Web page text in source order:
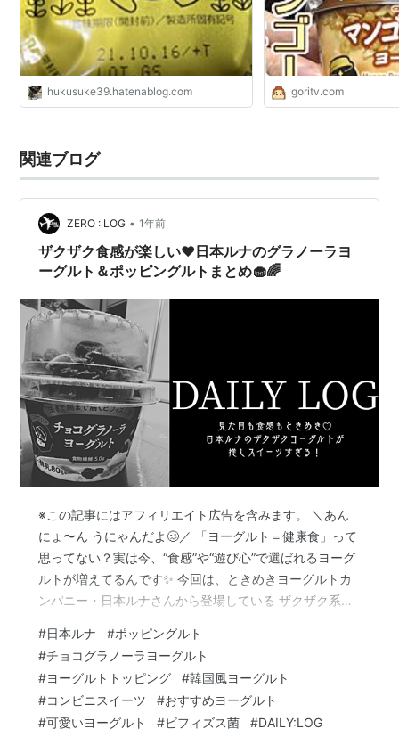
hukusuke39.hatenablog.com goritv.com
関連ブログ
ZERO : LOG • 1年前
ザクザク食感が楽しい❤︎日本ルナのグラノーラヨ
ーグルト＆ポッピングルトまとめ🧁🌈
※この記事にはアフィリエイト広告を含みます。 ＼あん
にょ〜ん うにゃんだよ🥴／ 「ヨーグルト＝健康食」って
思ってない？実は今、“食感”や“遊び心”で選ばれるヨーグ
ルトが増えてるんです✨ 今回は、ときめきヨーグルトカ
ンパニー・日本ルナさんから登場している ザクザク系ヨ
ルト」と「POPingurt（ポッピングルト）」をご紹介して
いくね〜💕 🏢ちょこっと企業紹介：日本ルナってどんな
会社？ 🍫TOPCUP チョコグラノーラヨーグルト 🍬
POPingurt（ポッピングルト）クランチボール＆ヨーグル
ト 📝まとめ：日本ルナの“食感系ヨーグルト”はここ…
#日本ルナ #ポッピングルト
#チョコグラノーラヨーグルト
#ヨーグルトトッピング #韓国風ヨーグルト
#コンビニスイーツ #おすすめヨーグルト
#可愛いヨーグルト #ビフィズス菌 #DAILY:LOG